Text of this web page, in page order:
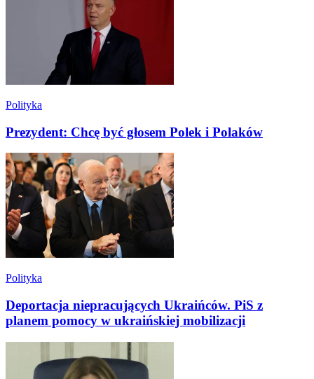
Polityka
Prezydent: Chcę być głosem Polek i Polaków
Polityka
Deportacja niepracujących Ukraińców. PiS z
planem pomocy w ukraińskiej mobilizacji